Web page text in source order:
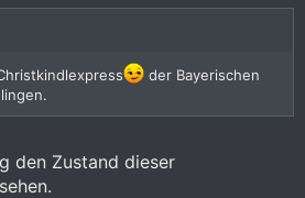
der Bayerischen
den Zustand dieser